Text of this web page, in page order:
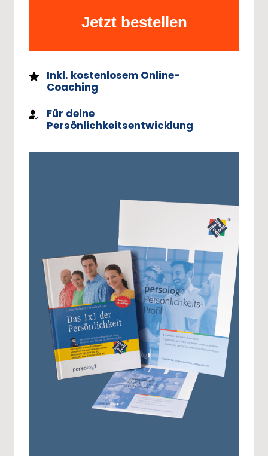
Jetzt bestellen
Inkl. kostenlosem Online-
Coaching
Für deine
Persönlichkeitsentwicklung